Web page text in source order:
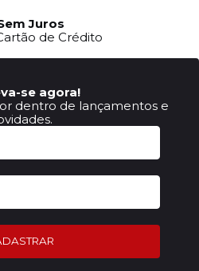
Juros
de Crédito
se agora!
dentro de lançamentos e